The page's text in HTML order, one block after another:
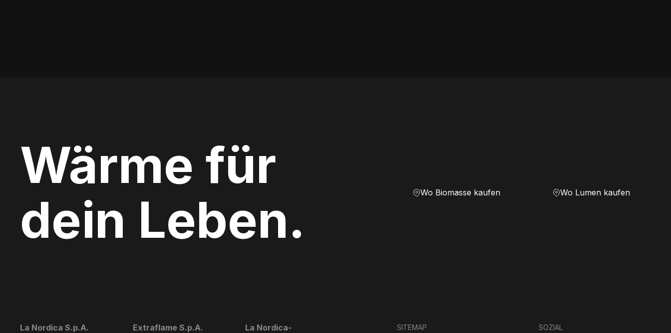
Wärme für
dein Leben.
Wo Biomasse kaufen Wo Lumen kaufen
La Nordica S.p.A. Extraflame S.p.A.
La Nordica-
SITEMAP SOZIAL